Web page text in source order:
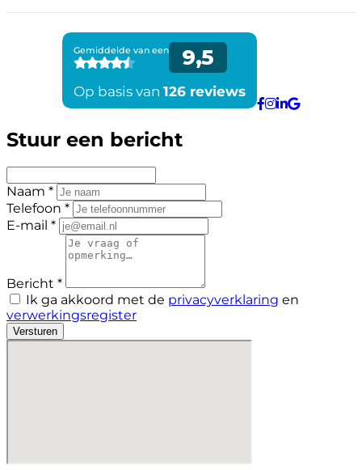
Stuur een bericht
Naam *
Telefoon *
E-mail *
Bericht *
Ik ga akkoord met de privacyverklaring en
verwerkingsregister
Versturen